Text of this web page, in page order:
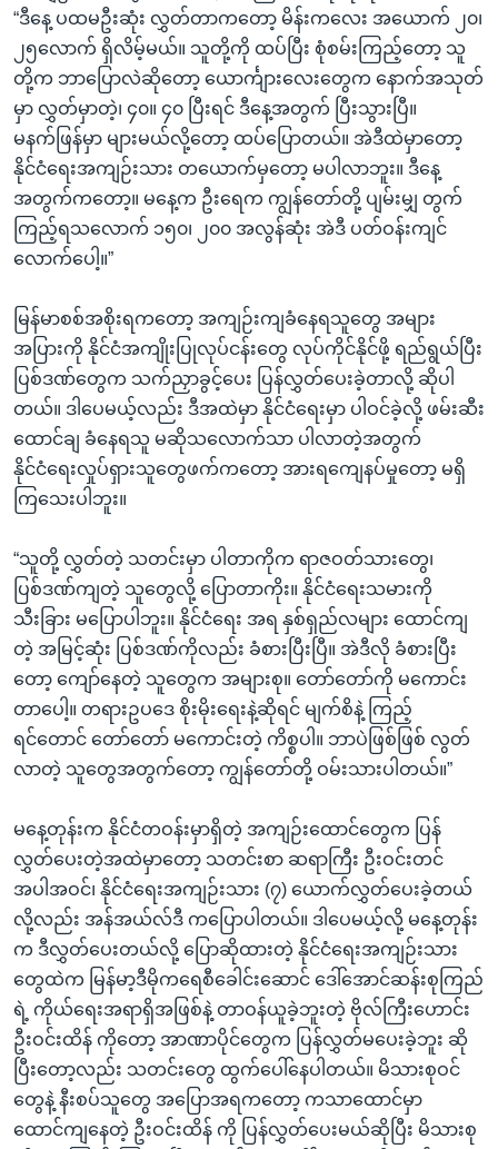
“ဒီနေ့ ပထမဦးဆုံး လွှတ်တာကတော့ မိန်းကလေး အယောက် ၂၀၊
၂၅လောက် ရှိလိမ့်မယ်။ သူတို့ကို ထပ်ပြီး စုံစမ်းကြည့်တော့ သူ
တို့က ဘာပြောလဲဆိုတော့ ယောင်္ကျားလေးတွေက နောက်အသုတ်
မှာ လွှတ်မှာတဲ့၊ ၄၀။ ၄၀ ပြီးရင် ဒီနေ့အတွက် ပြီးသွားပြီ။
မနက်ဖြန်မှာ များမယ်လို့တော့ ထပ်ပြောတယ်။ အဲဒီထဲမှာတော့
နိုင်ငံရေးအကျဉ်းသား တယောက်မှတော့ မပါလာဘူး။ ဒီနေ့
အတွက်ကတော့။ မနေ့က ဦးရေက ကျွန်တော်တို့ ပျမ်းမျှ တွက်
ကြည့်ရသလောက် ၁၅၀၊ ၂၀၀ အလွန်ဆုံး အဲဒီ ပတ်ဝန်းကျင်
လောက်ပေါ့။”
မြန်မာစစ်အစိုးရကတော့ အကျဉ်းကျခံနေရသူတွေ အများ
အပြားကို နိုင်ငံအကျိုးပြုလုပ်ငန်းတွေ လုပ်ကိုင်နိုင်ဖို့ ရည်ရွယ်ပြီး
ပြစ်ဒဏ်တွေက သက်ညှာခွင့်ပေး ပြန်လွှတ်ပေးခဲ့တာလို့ ဆိုပါ
တယ်။ ဒါပေမယ့်လည်း ဒီအထဲမှာ နိုင်ငံရေးမှာ ပါဝင်ခဲ့လို့ ဖမ်းဆီး
ထောင်ချ ခံနေရသူ မဆိုသလောက်သာ ပါလာတဲ့အတွက်
နိုင်ငံရေးလှုပ်ရှားသူတွေဖက်ကတော့ အားရကျေနပ်မှုတော့ မရှိ
ကြသေးပါဘူး။
“သူတို့ လွှတ်တဲ့ သတင်းမှာ ပါတာကိုက ရာဇဝတ်သားတွေ၊
ပြစ်ဒဏ်ကျတဲ့ သူတွေလို့ ပြောတာကိုး။ နိုင်ငံရေးသမားကို
သီးခြား မပြောပါဘူး။ နိုင်ငံရေး အရ နှစ်ရှည်လများ ထောင်ကျ
တဲ့ အမြင့်ဆုံး ပြစ်ဒဏ်ကိုလည်း ခံစားပြီးပြီ။ အဲဒီလို ခံစားပြီး
တော့ ကျော်နေတဲ့ သူတွေက အများစု။ တော်တော်ကို မကောင်း
တာပေါ့။ တရားဥပဒေ စိုးမိုးရေးနဲ့ဆိုရင် မျက်စိနဲ့ ကြည့်
ရင်တောင် တော်တော် မကောင်းတဲ့ ကိစ္စပါ။ ဘာပဲဖြစ်ဖြစ် လွတ်
လာတဲ့ သူတွေအတွက်တော့ ကျွန်တော်တို့ ဝမ်းသားပါတယ်။”
မနေ့တုန်းက နိုင်ငံတဝန်းမှာရှိတဲ့ အကျဉ်းထောင်တွေက ပြန်
လွှတ်ပေးတဲ့အထဲမှာတော့ သတင်းစာ ဆရာကြီး ဦးဝင်းတင်
အပါအဝင်၊ နိုင်ငံရေးအကျဉ်းသား (၇) ယောက်လွှတ်ပေးခဲ့တယ်
လို့လည်း အန်အယ်လ်ဒီ ကပြောပါတယ်။ ဒါပေမယ့်လို့ မနေ့တုန်း
က ဒီလွှတ်ပေးတယ်လို့ ပြောဆိုထားတဲ့ နိုင်ငံရေးအကျဉ်းသား
တွေထဲက မြန်မာ့ဒီမိုကရေစီခေါင်းဆောင် ဒေါ်အောင်ဆန်းစုကြည်
ရဲ့ ကိုယ်ရေးအရာရှိအဖြစ်နဲ့ တာဝန်ယူခဲ့ဘူးတဲ့ ဗိုလ်ကြီးဟောင်း
ဦးဝင်းထိန် ကိုတော့ အာဏာပိုင်တွေက ပြန်လွှတ်မပေးခဲ့ဘူး ဆို
ပြီးတော့လည်း သတင်းတွေ ထွက်ပေါ်နေပါတယ်။ မိသားစုဝင်
တွေနဲ့ နီးစပ်သူတွေ အပြောအရကတော့ ကသာထောင်မှာ
ထောင်ကျနေတဲ့ ဦးဝင်းထိန် ကို ပြန်လွှတ်ပေးမယ်ဆိုပြီး မိသားစု